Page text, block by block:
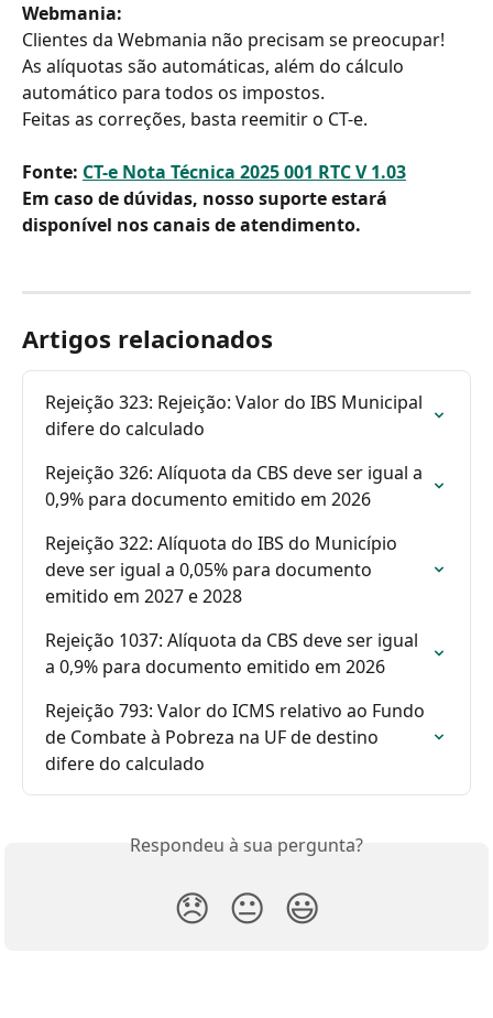
Webmania:
Clientes da Webmania não precisam se preocupar!
As alíquotas são automáticas, além do cálculo
automático para todos os impostos.
Feitas as correções, basta reemitir o CT-e.
Fonte: CT-e Nota Técnica 2025 001 RTC V 1.03
Em caso de dúvidas, nosso suporte estará
disponível nos canais de atendimento.
Artigos relacionados
Rejeição 323: Rejeição: Valor do IBS Municipal
difere do calculado
Rejeição 326: Alíquota da CBS deve ser igual a
0,9% para documento emitido em 2026
Rejeição 322: Alíquota do IBS do Município
deve ser igual a 0,05% para documento
emitido em 2027 e 2028
Rejeição 1037: Alíquota da CBS deve ser igual
a 0,9% para documento emitido em 2026
Rejeição 793: Valor do ICMS relativo ao Fundo
de Combate à Pobreza na UF de destino
difere do calculado
Respondeu à sua pergunta?
😞 😐 😃